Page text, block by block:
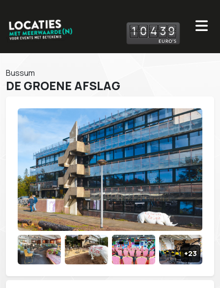
10 439
Bussum
DE GROENE AFSLAG